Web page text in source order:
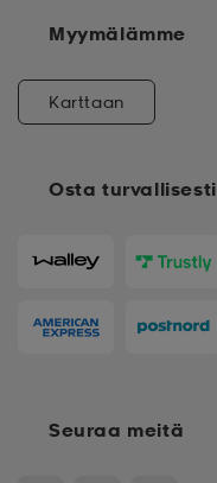
Osta turvallisesti
Myymälämme
Karttaan
Seuraa meitä